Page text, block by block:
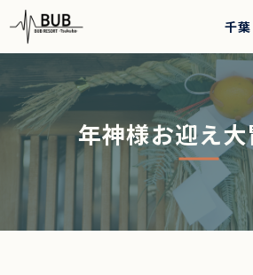
千葉
アクティビティ
お食事
年神様お迎え